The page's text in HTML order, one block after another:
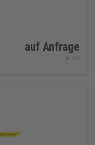
auf Anfrage
je 1 St